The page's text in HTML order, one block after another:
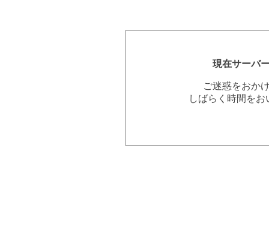
現在サーバ
ご迷惑をおか
しばらく時間を